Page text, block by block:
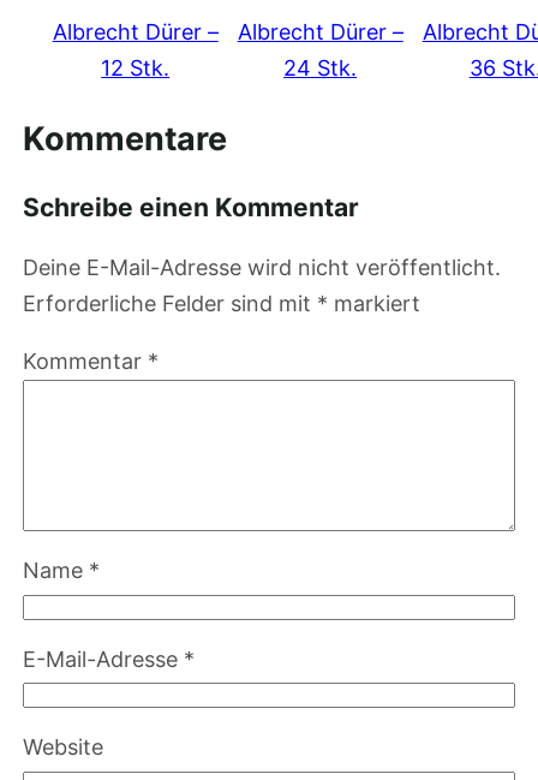
Albrecht Dürer –
12 Stk.
Albrecht Dürer –
24 Stk.
Albrecht
36
Kommentare
Schreibe einen Kommentar
Deine E-Mail-Adresse wird nicht veröffentlicht.
Erforderliche Felder sind mit * markiert
Kommentar *
Name *
E-Mail-Adresse *
Website